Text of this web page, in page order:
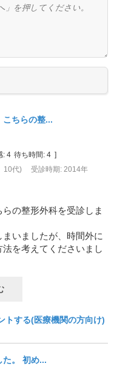
こちらの整...
: 4 待ち時間: 4
10代) 受診時期: 2014年
の整形外科を受診しま
いましたが、時間外に
を考えてくださいまし
する(医療機関の方向け)
た。 初め...